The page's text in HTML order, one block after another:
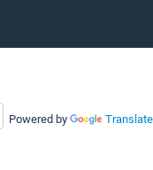
Powered by Translate